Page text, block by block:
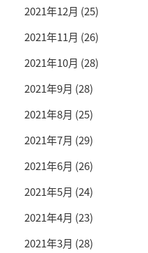
2021年12月 (25)
2021年11月 (26)
2021年10月 (28)
2021年9月 (28)
2021年8月 (25)
2021年7月 (29)
2021年6月 (26)
2021年5月 (24)
2021年4月 (23)
2021年3月 (28)